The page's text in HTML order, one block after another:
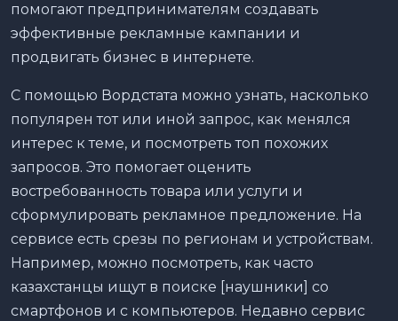
помогают предпринимателям создавать
эффективные рекламные кампании и
продвигать бизнес в интернете.
С помощью Вордстата можно узнать, насколько
популярен тот или иной запрос, как менялся
интерес к теме, и посмотреть топ похожих
запросов. Это помогает оценить
востребованность товара или услуги и
сформулировать рекламное предложение. На
сервисе есть срезы по регионам и устройствам.
Например, можно посмотреть, как часто
казахстанцы ищут в поиске [наушники] со
смартфонов и с компьютеров. Недавно сервис